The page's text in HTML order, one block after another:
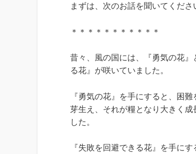
まずは、次のお話を聞いてくだ
＊＊＊＊＊＊＊＊＊＊＊
昔々、風の国には、『勇気の花』
る花』が咲いていました。
『勇気の花』を手にすると、困
芽生え、それが糧となり大きく成
した。
『失敗を回避できる花』を手に